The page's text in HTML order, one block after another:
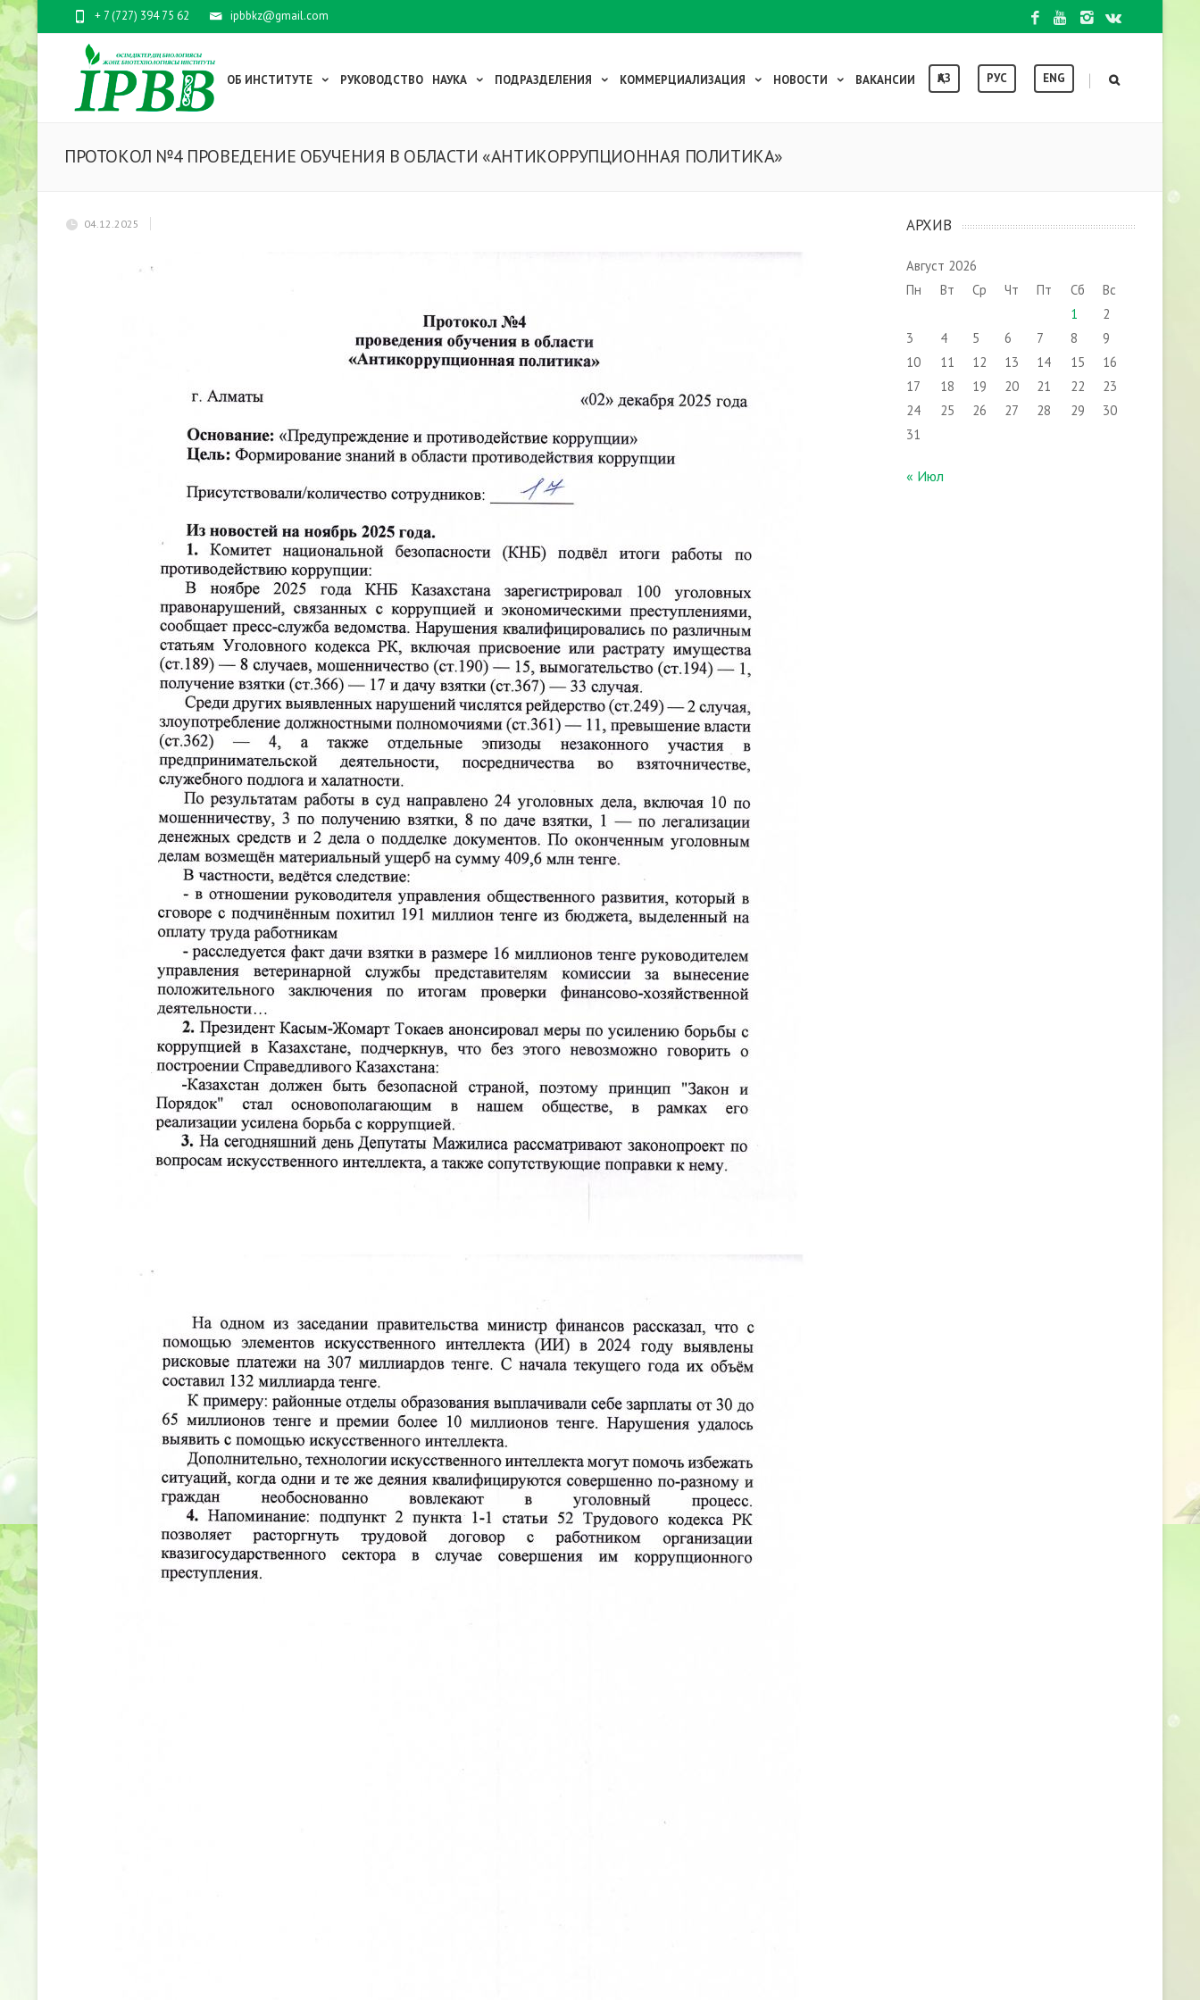
ipbbkz@gmail.com
+ 7 (727) 394 75 62
ОБ ИНСТИТУТЕ РУКОВОДСТВО НАУКА ПОДРАЗДЕЛЕНИЯ КОММЕРЦИАЛИЗАЦИЯ НОВОСТИ ВАКАНСИИ ҚАЗ РУС ENG |
ПРОТОКОЛ №4 ПРОВЕДЕНИЕ ОБУЧЕНИЯ В ОБЛАСТИ «АНТИКОРРУПЦИОННАЯ ПОЛИТИКА»
04.12.2025 АРХИВ
Август 2026
Пн
Вт Ср Чт Пт Сб
Вс
1
2
3
4 5 6 7 8
9
10
11 12 13 14 15
16
17
18 19 20 21 22
23
24
25 26 27 28 29
30
31
« Июл